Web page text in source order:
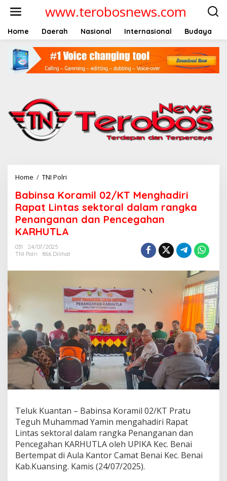
t
www.terobosnews.com
Home Daerah Nasional Internasional Budaya
Home / TNI Polri
b
i
n
s
a
o
r
i
l
0
2
K
T
M
e
n
h
i
r
i
R
a
p
a
Babinsa Koramil 02/KT Menghadiri
Rapat Lintas sektoral dalam rangka
Penanganan dan Pencegahan
KARHUTLA
031
24/07/2025
TNI Polri
866 Dilihat
Teluk Kuantan – Babinsa Koramil 02/KT Pratu
Teguh Muhammad Yamin mengahadiri Rapat
Lintas sektoral dalam rangka Penanganan dan
Pencegahan KARHUTLA oleh UPIKA Kec. Benai
Bertempat di Aula Kantor Camat Benai Kec. Benai
Kab.Kuansing. Kamis (24/07/2025).